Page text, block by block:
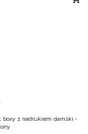
boxy z nadrukiem damski -